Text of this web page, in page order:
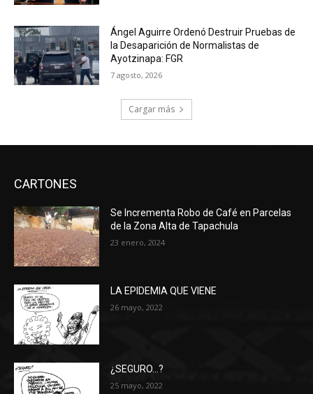
Ángel Aguirre Ordenó Destruir Pruebas de
la Desaparición de Normalistas de
Ayotzinapa: FGR
7 agosto, 2026
Cargar más
CARTONES
Se Incrementa Robo de Café en Parcelas
de la Zona Alta de Tapachula
23 enero, 2024
LA EPIDEMIA QUE VIENE
26 mayo, 2022
¿SEGURO…?
25 mayo, 2022